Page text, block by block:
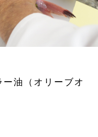
油（オリーブオ